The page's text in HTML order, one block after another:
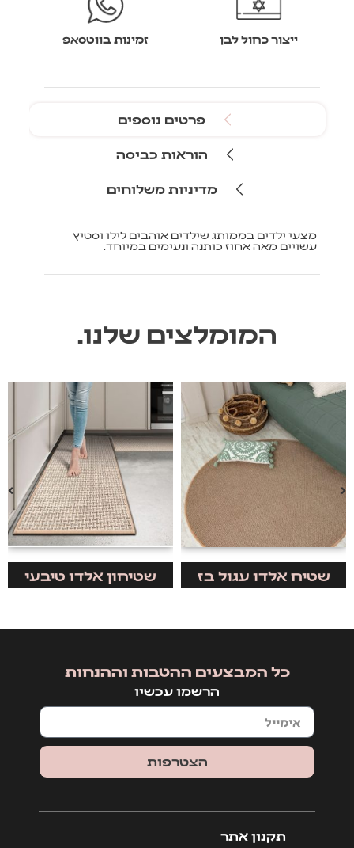
פרטים נוספים
הוראות כביסה
מדיניות משלוחים
מצעי ילדים בממותג שילדים אוהבים לילו וסטיץ
עשויים מאה אחוז כותנה ונעימים במיוחד.
ייצור כחול לבן זמינות בווטסאפ
המומלצים שלנו.
שטיח אלדו עגול בז שטיחון אלדו טיבעי
כל המבצעים ההטבות וההנחות
הרשמו עכשיו
הצטרפות
תקנון אתר